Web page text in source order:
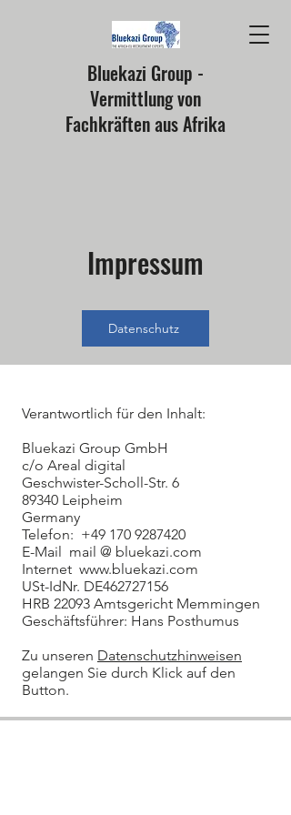
Bluekazi Group -
Vermittlung von
Fachkräften aus Afrika
Impressum
Datenschutz
Verantwortlich für den Inhalt:
Bluekazi Group GmbH
c/o Areal digital
Geschwister-Scholl-Str. 6
89340 Leipheim
Germany
Telefon: +49 170 9287420
E-Mail mail @ bluekazi.com
Internet www.bluekazi.com
USt-IdNr. DE462727156
HRB 22093 Amtsgericht Memmingen
Geschäftsführer: Hans Posthumus​
Zu unseren Datenschutzhinweisen
gelangen Sie durch Klick auf den
Button.